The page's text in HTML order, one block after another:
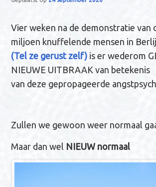
a
v
i
g
a
Vier weken na de demonstratie van
miljoen knuffelende mensen in
(Tel ze gerust zelf) is er wederom
NIEUWE UITBRAAK van betekenis
van deze gepropageerde
Zullen we gewoon weer normaal
Maar dan wel NIEUW normaal